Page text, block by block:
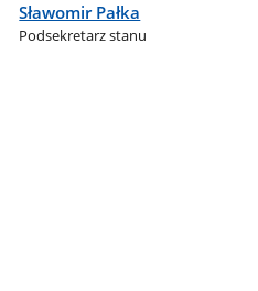
Sławomir Pałka
Podsekretarz stanu